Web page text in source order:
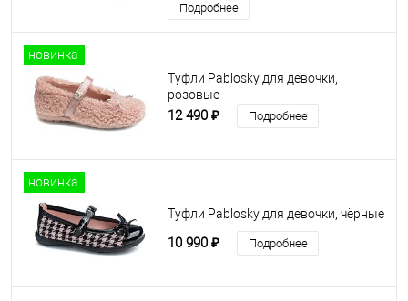
Подробнее
новинка
Туфли Pablosky для девочки,
розовые
12 490 ₽ Подробнее
новинка
Туфли Pablosky для девочки, чёрные
10 990 ₽ Подробнее